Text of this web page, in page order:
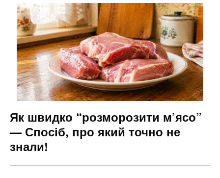
Як швидко “розморозити м’ясо”
— Спосіб, про який точно не
знали!